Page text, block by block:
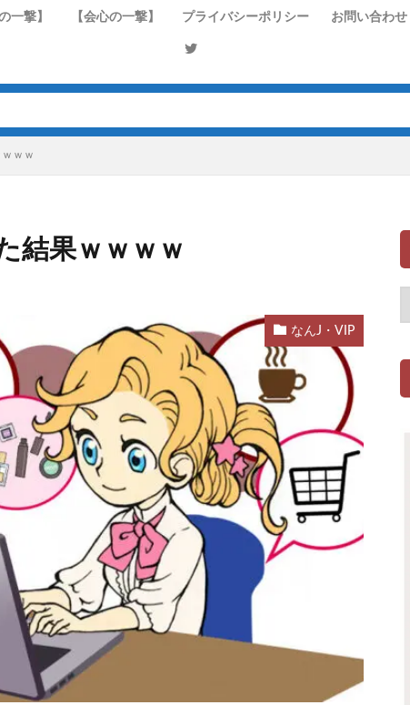
一撃】 【会心の一撃】 プライバシーポリシー お問い合わせ
ｗｗ
結果ｗｗｗｗ
なんJ・VIP